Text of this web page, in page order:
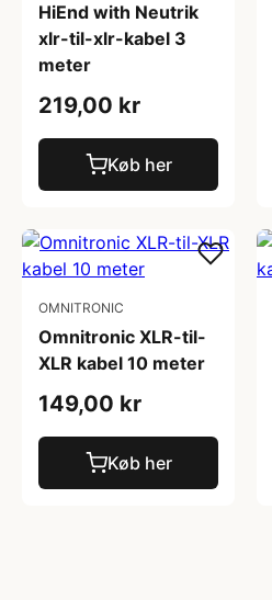
HiEnd with Neutrik
xlr-til-xlr-kabel 3
meter
219,00 kr
Køb her
OMNITRONIC
Omnitronic XLR-til-
XLR kabel 10 meter
149,00 kr
Køb her